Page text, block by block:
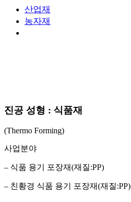
산업재
농자재
진공 성형 : 식품재
(Thermo Forming)
사업분야
– 식품 용기 포장재(재질:PP)
– 친황경 식품 용기 포장재(재질:PP)